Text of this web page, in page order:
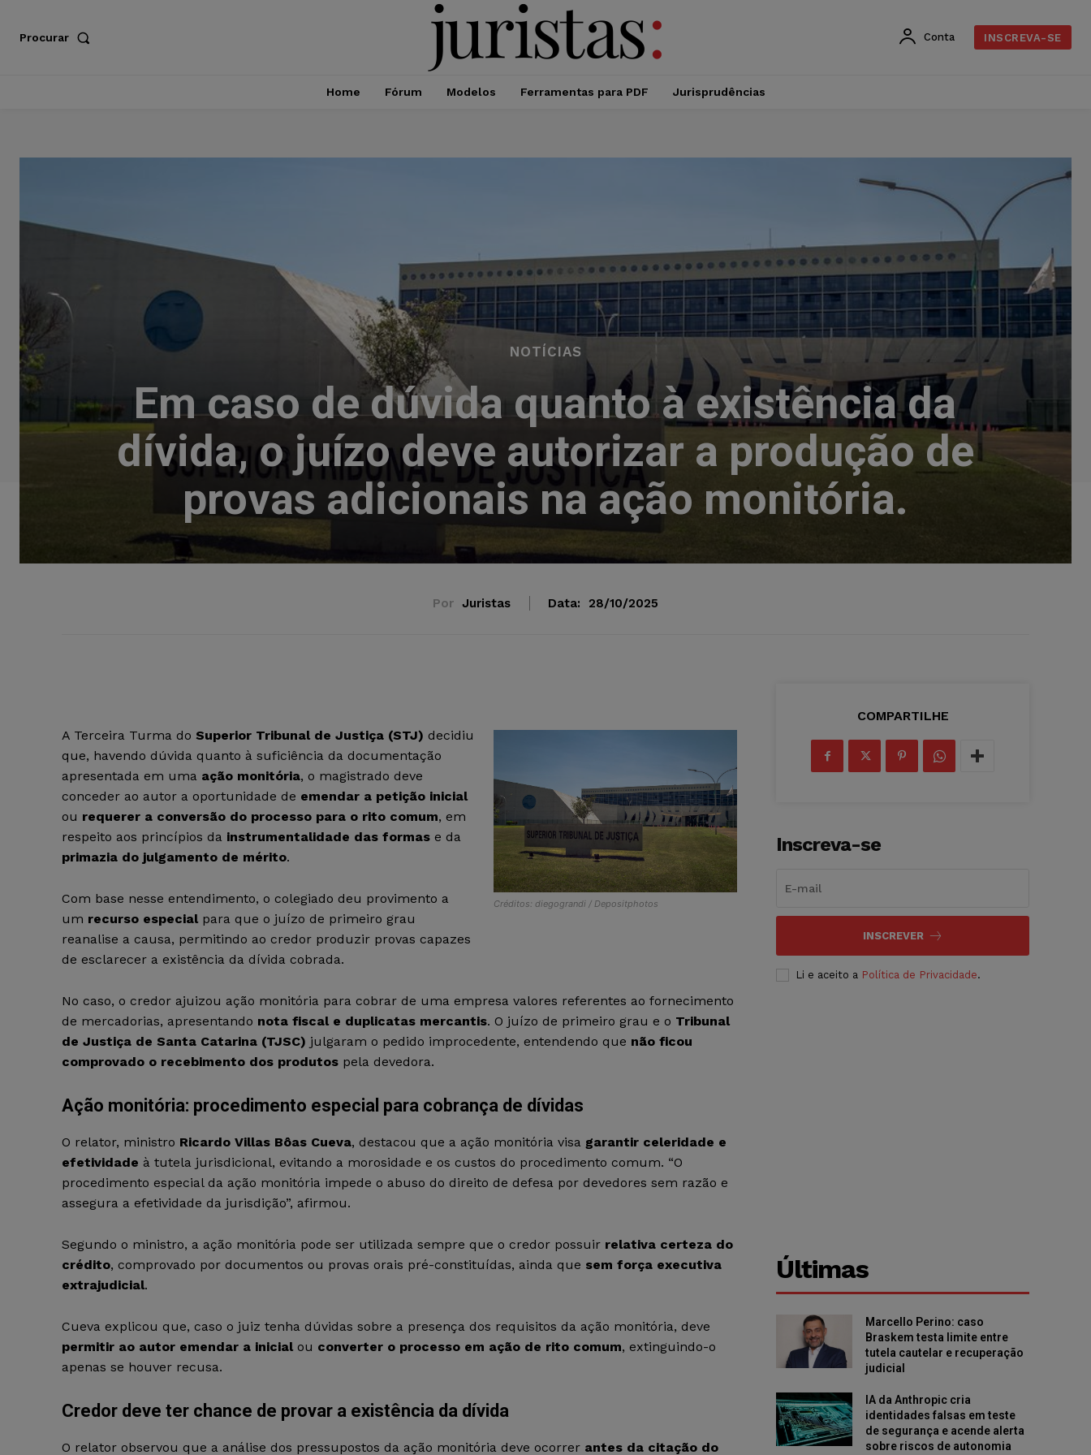
Procurar Conta INSCREVA-SE
Home Fórum Modelos Ferramentas para PDF Jurisprudências
NOTÍCIAS
Em caso de dúvida quanto à existência da
dívida, o juízo deve autorizar a produção de
provas adicionais na ação monitória.
Por Juristas Data: 28/10/2025
Créditos: diegograndi / Depositphotos
A Terceira Turma do Superior Tribunal de Justiça (STJ) decidiu
que, havendo dúvida quanto à suficiência da documentação
apresentada em uma ação monitória, o magistrado deve
conceder ao autor a oportunidade de emendar a petição inicial
ou requerer a conversão do processo para o rito comum, em
respeito aos princípios da instrumentalidade das formas e da
primazia do julgamento de mérito.
Com base nesse entendimento, o colegiado deu provimento a
um recurso especialpara que o juízo de primeiro grau
reanalise a causa, permitindo ao credor produzir provas capazes
de esclarecer a existência da dívida cobrada.
No caso, o credor ajuizou ação monitória para cobrar de uma empresa valores referentes ao fornecimento
de mercadorias, apresentando nota fiscal e duplicatas mercantis. O juízo de primeiro grau e o Tribunal
de Justiça de Santa Catarina (TJSC) julgaram o pedido improcedente, entendendo que não ficou
comprovado o recebimento dos produtos pela devedora.
Ação monitória: procedimento especial para cobrança de dívidas
O relator, ministro Ricardo Villas Bôas Cueva, destacou que a ação monitória visa garantir celeridade e
efetividade à tutela jurisdicional, evitando a morosidade e os custos do procedimento comum. “O
procedimento especial da ação monitória impede o abuso do direito de defesa por devedores sem razão e
assegura a efetividade da jurisdição”, afirmou.
Segundo o ministro, a ação monitória pode ser utilizada sempre que o credor possuir relativa certeza do
crédito, comprovado por documentos ou provas orais pré-constituídas, ainda que sem força executiva
extrajudicial.
Cueva explicou que, caso o juiz tenha dúvidas sobre a presença dos requisitos da ação monitória, deve
permitir ao autor emendar a inicialou converter o processo em ação de rito comum, extinguindo-o
apenas se houver recusa.
Credor deve ter chance de provar a existência da dívida
O relator observou que a análise dos pressupostos da ação monitória deve ocorrer antes da citação do
COMPARTILHE
Inscreva-se
INSCREVER
Li e aceito a Política de Privacidade.
Últimas
Marcello Perino: caso
Braskem testa limite entre
tutela cautelar e recuperação
judicial
IA da Anthropic cria
identidades falsas em teste
de segurança e acende alerta
sobre riscos de autonomia